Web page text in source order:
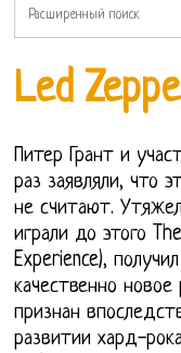
Led
Питер Грант и
раз заявляли, что
не считают.
играли до этого
Experience),
качественно
признан
развитии хард-